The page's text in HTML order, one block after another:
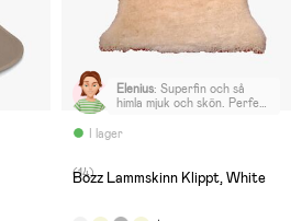
I lager
Elenius: Superfin och så
himla mjuk och skön. Perfekt
(14)
Bozz Lammskinn Klippt, White